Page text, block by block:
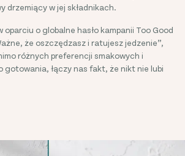
drzemiący w jej składnikach.
oparciu o globalne hasło kampanii Too Good
że oszczędzasz i ratujesz jedzenie”,
różnych preferencji smakowych i
gotowania, łączy nas fakt, że nikt nie lubi